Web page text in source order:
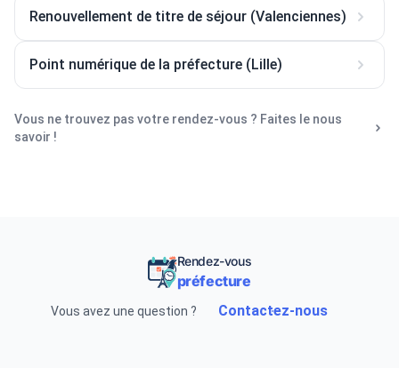
Renouvellement de titre de séjour (Valenciennes)
Point numérique de la préfecture (Lille)
Vous ne trouvez pas votre rendez-vous ? Faites le nous
savoir !
Rendez-vous
préfecture
Vous avez une question ? Contactez-nous